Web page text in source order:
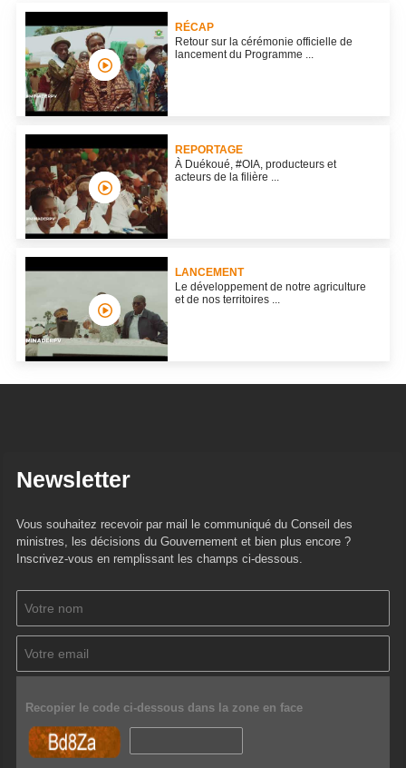
RÉCAP
Retour sur la cérémonie officielle de
lancement du Programme ...
REPORTAGE
À Duékoué, #OIA, producteurs et
acteurs de la filière ...
LANCEMENT
Le développement de notre agriculture
et de nos territoires ...
Newsletter
Vous souhaitez recevoir par mail le communiqué du Conseil des
ministres, les décisions du Gouvernement et bien plus encore ?
Inscrivez-vous en remplissant les champs ci-dessous.
Recopier le code ci-dessous dans la zone en face